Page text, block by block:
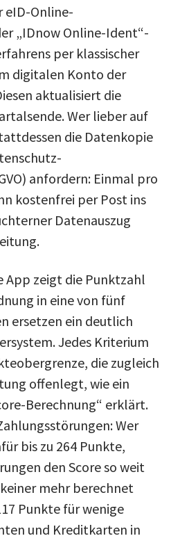
eID-Online-
„IDnow Online-Ident“-
per klassischer
digitalen Konto der
aktualisiert die
Wer lieber auf
die Datenkopie
anfordern: Einmal pro
kostenfrei per Post ins
Datenauszug
App zeigt die Punktzahl
in eine von fünf
ersetzen ein deutlich
Jedes Kriterium
die zugleich
offenlegt, wie ein
Berechnung“ erklärt.
Wer
bis zu 264 Punkte,
den Score so weit
mehr berechnet
Punkte für wenige
und Kreditkarten in